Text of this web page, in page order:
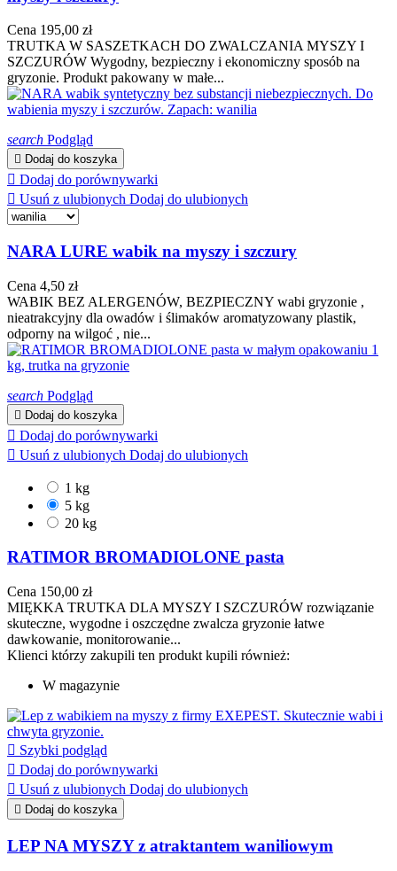
Cena 195,00 zł
TRUTKA W SASZETKACH DO ZWALCZANIA MYSZY I
SZCZURÓW Wygodny, bezpieczny i ekonomiczny sposób na
gryzonie. Produkt pakowany w małe...
search Podgląd
 Dodaj do koszyka
 Dodaj do porównywarki
 Usuń z ulubionych Dodaj do ulubionych
NARA LURE wabik na myszy i szczury
Cena 4,50 zł
WABIK BEZ ALERGENÓW, BEZPIECZNY wabi gryzonie ,
nieatrakcyjny dla owadów i ślimaków aromatyzowany plastik,
odporny na wilgoć , nie...
search Podgląd
 Dodaj do koszyka
 Dodaj do porównywarki
 Usuń z ulubionych Dodaj do ulubionych
1 kg
5 kg
20 kg
RATIMOR BROMADIOLONE pasta
Cena 150,00 zł
MIĘKKA TRUTKA DLA MYSZY I SZCZURÓW rozwiązanie
skuteczne, wygodne i oszczędne zwalcza gryzonie łatwe
dawkowanie, monitorowanie...
Klienci którzy zakupili ten produkt kupili również:
W magazynie
 Szybki podgląd
 Dodaj do porównywarki
 Usuń z ulubionych Dodaj do ulubionych
 Dodaj do koszyka
LEP NA MYSZY z atraktantem waniliowym